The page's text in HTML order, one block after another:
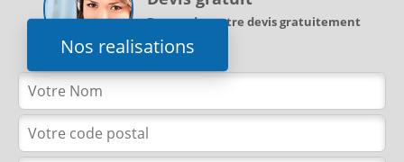
Nos realisations
Demandez votre devis gratuitement